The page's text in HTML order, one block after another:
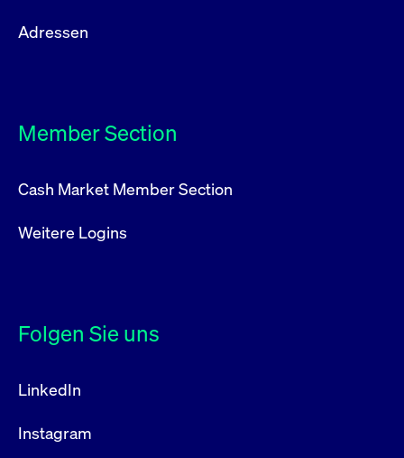
Adressen
Member Section
Cash Market Member Section
Weitere Logins
Folgen Sie uns
LinkedIn
Instagram